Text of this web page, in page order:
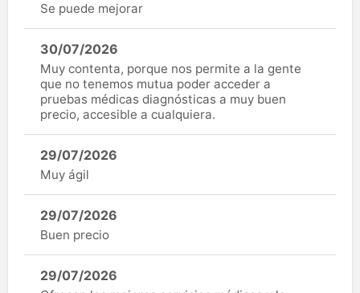
Se puede mejorar
30/07/2026
Muy contenta, porque nos permite a la gente
que no tenemos mutua poder acceder a
pruebas médicas diagnósticas a muy buen
precio, accesible a cualquiera.
29/07/2026
Muy ágil
29/07/2026
Buen precio
29/07/2026